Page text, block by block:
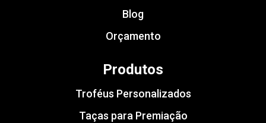
Blog
Orçamento
Produtos
Troféus Personalizados
Taças para Premiação